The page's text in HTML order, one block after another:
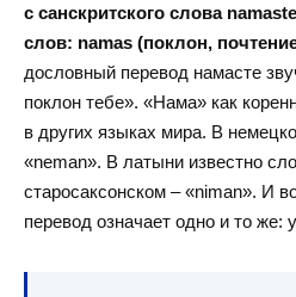
с санскритского слова
слов: namas (поклон,
дословный перевод намасте
поклон тебе». «Нама» как
в других языках мира. В
«neman». В латыни известно
старосаксонском – «niman». И
перевод означает одно и то же: